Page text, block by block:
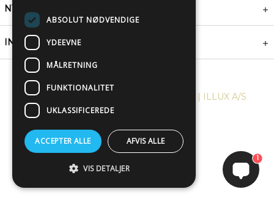
NYTTIGE LINKS
INSPIRATION
COPYRIGHT © 2024, PLAKATWERKET | ILLUX A/S
1
ABSOLUT NØDVENDIGE
YDEEVNE
MÅLRETNING
FUNKTIONALITET
UKLASSIFICEREDE
ACCEPTER ALLE AFVIS ALLE
VIS DETALJER